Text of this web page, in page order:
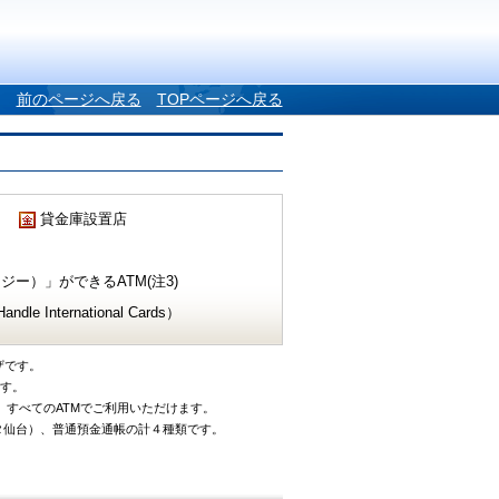
前のページへ戻る TOPページへ戻る
貸金庫設置店
ー）」ができるATM(注3)
International Cards）
す。
。
べてのATMでご利用いただけます。
台）、普通預金通帳の計４種類です。